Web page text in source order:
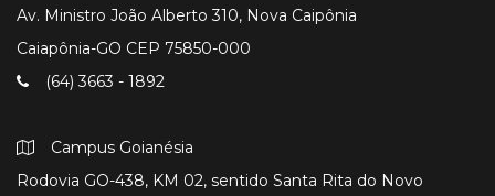
Av. Ministro João Alberto 310, Nova Caipônia
Caiapônia-GO CEP 75850-000
(64) 3663 - 1892
Campus Goianésia
Rodovia GO-438, KM 02, sentido Santa Rita do Novo